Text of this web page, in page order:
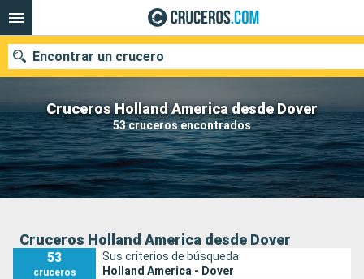
Cruceros Holland America desde Dover
53 cruceros encontrados
Encontrar un crucero
Nuestros destinos
Fecha de salida
Buscar
Cruceros Holland America desde Dover
53
cruceros
Sus criterios de búsqueda:
Holland America - Dover